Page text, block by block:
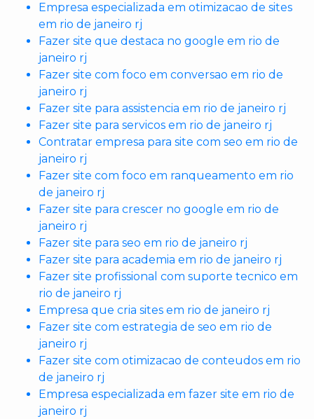
Empresa especializada em otimizacao de sites
em rio de janeiro rj
Fazer site que destaca no google em rio de
janeiro rj
Fazer site com foco em conversao em rio de
janeiro rj
Fazer site para assistencia em rio de janeiro rj
Fazer site para servicos em rio de janeiro rj
Contratar empresa para site com seo em rio de
janeiro rj
Fazer site com foco em ranqueamento em rio
de janeiro rj
Fazer site para crescer no google em rio de
janeiro rj
Fazer site para seo em rio de janeiro rj
Fazer site para academia em rio de janeiro rj
Fazer site profissional com suporte tecnico em
rio de janeiro rj
Empresa que cria sites em rio de janeiro rj
Fazer site com estrategia de seo em rio de
janeiro rj
Fazer site com otimizacao de conteudos em rio
de janeiro rj
Empresa especializada em fazer site em rio de
janeiro rj